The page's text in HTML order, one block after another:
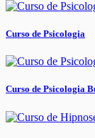
Curso de Psicologia
Curso de Psicologia